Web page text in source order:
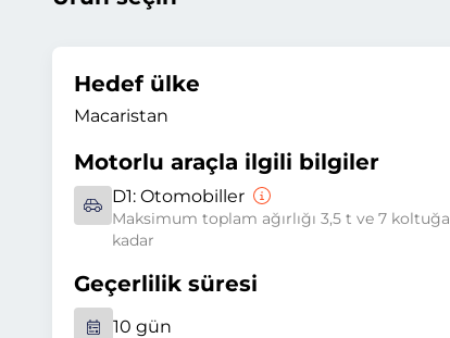
Hedef ülke
Macaristan
Motorlu araçla ilgili bilgiler
D1:Otomobiller
Maksimum toplam ağırlığı 3,5 t ve 7 koltuğa
kadar
Geçerlilik süresi
10 gün